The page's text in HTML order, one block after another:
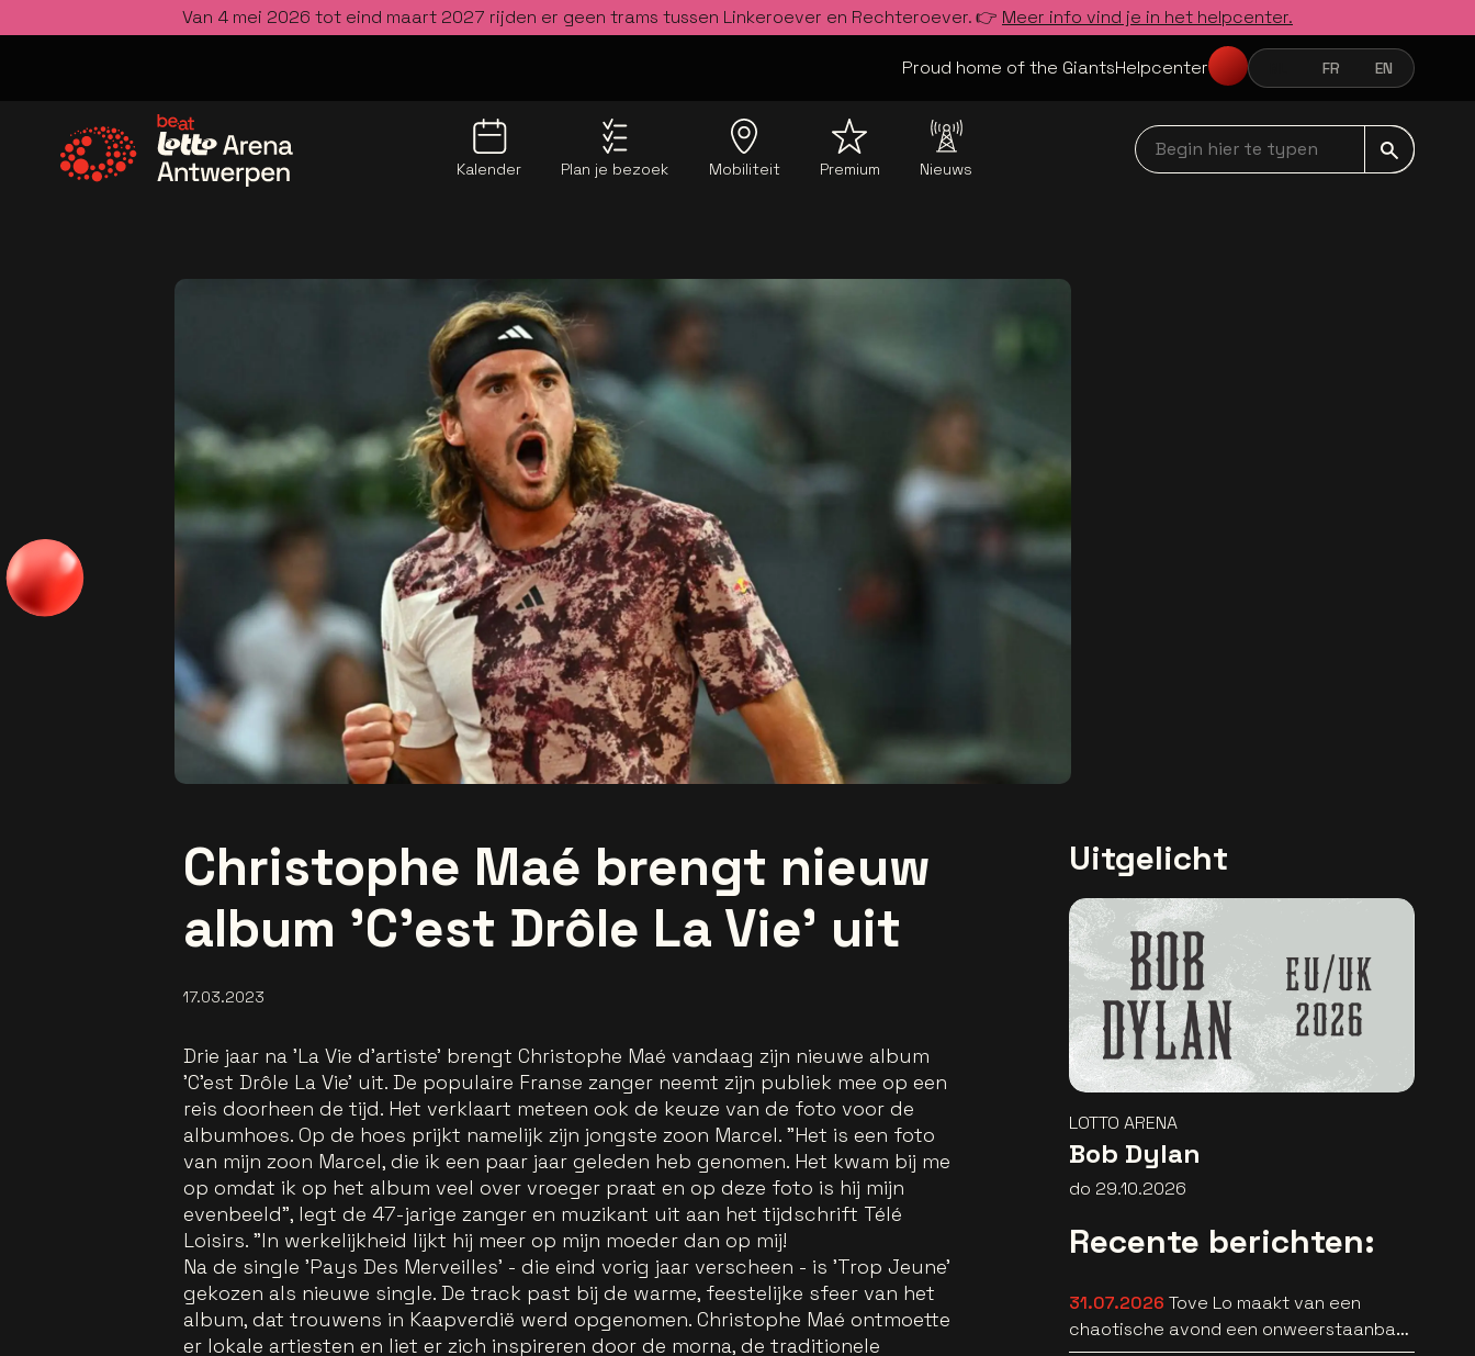
Van 4 mei 2026 tot eind maart 2027 rijden er geen trams tussen Linkeroever en Rechteroever. 👉 Meer info vind je in het helpcenter.
Proud home of the GiantsHelpcenter NEDERLANDSFRANÇAIS
FR ENGLISH
EN
Kalender Plan je bezoek Mobiliteit Premium Nieuws
Begin hier te typen navbar
Christophe Maé brengt nieuw
album 'C'est Drôle La Vie' uit
17.03.2023
Drie jaar na 'La Vie d'artiste' brengt Christophe Maé vandaag zijn nieuwe album
'C'est Drôle La Vie' uit. De populaire Franse zanger neemt zijn publiek mee op een
reis doorheen de tijd. Het verklaart meteen ook de keuze van de foto voor de
albumhoes. Op de hoes prijkt namelijk zijn jongste zoon Marcel. "Het is een foto
van mijn zoon Marcel, die ik een paar jaar geleden heb genomen. Het kwam bij me
op omdat ik op het album veel over vroeger praat en op deze foto is hij mijn
evenbeeld", legt de 47-jarige zanger en muzikant uit aan het tijdschrift Télé
Loisirs. "In werkelijkheid lijkt hij meer op mijn moeder dan op mij!
Na de single 'Pays Des Merveilles' - die eind vorig jaar verscheen - is 'Trop Jeune'
gekozen als nieuwe single. De track past bij de warme, feestelijke sfeer van het
album, dat trouwens in Kaapverdië werd opgenomen. Christophe Maé ontmoette
er lokale artiesten en liet er zich inspireren door de morna, de traditionele
Uitgelicht
LOTTO ARENA
Bob Dylan
do 29.10.2026
Recente berichten:
31.07.2026 Tove Lo maakt van een
chaotische avond een onweerstaanbare